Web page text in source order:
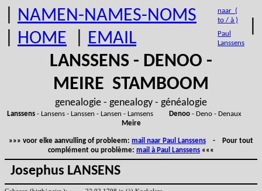
NAMEN-NAMES-NOMS
HOME EMAIL
naar (
to / à )
Paul
Lanssens
LANSSENS - DENOO -
MEIRE STAMBOOM
genealogie - genealogy - généalogie
Lanssens- Lansens - Lanssen - Lansen - Lamsens Denoo- Deno - Denaux
Meire
»»» voor elke aanvulling of probleem: mail naar Paul Lanssens - Pour tout
complément ou problème: mail à Paul Lanssens «««
Josephus LANSENS